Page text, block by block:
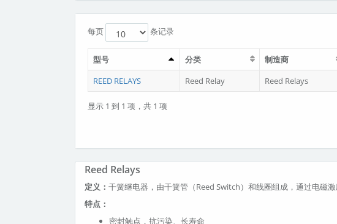
每页 条记录
型号 分类 制造商
REED RELAYS
Reed Relay Reed Relays
显示 1 到 1 项，共 1 项
Reed Relays
定义： 干簧继电器，由干簧管（Reed Switch）和线圈组成，通过电磁激
特点：
密封触点，抗污染、长寿命